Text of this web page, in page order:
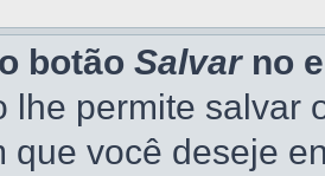
botão Salvarno
lhe permite salvar
que você deseje